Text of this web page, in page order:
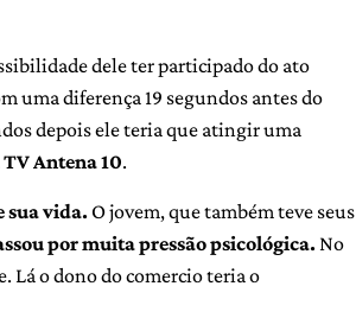
dele ter participado do ato
uma diferença 19 segundos antes do
depois ele teria que atingir uma
TV Antena 10.
sua vida.O jovem, que também teve seus
por muita pressão psicológica. No
Lá o dono do comercio teria o